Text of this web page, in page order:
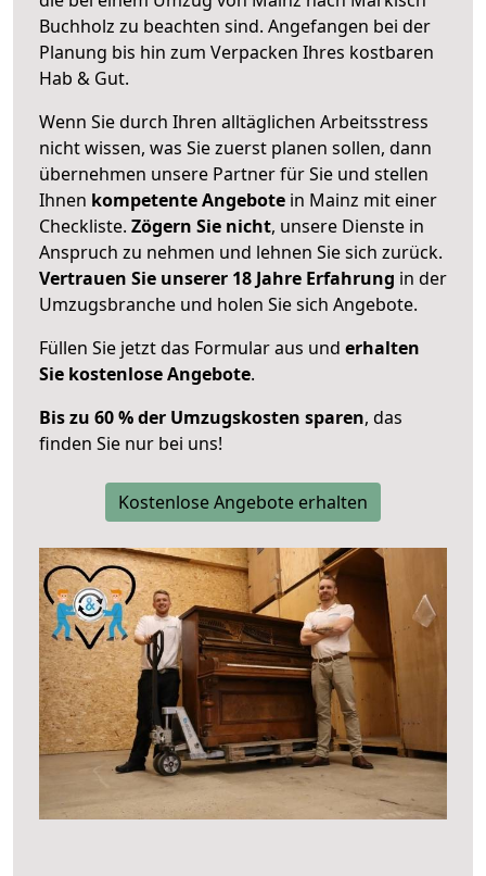
Buchholz zu beachten sind. Angefangen bei der
Planung bis hin zum Verpacken Ihres kostbaren
Hab & Gut.
Wenn Sie durch Ihren alltäglichen Arbeitsstress
nicht wissen, was Sie zuerst planen sollen, dann
übernehmen unsere Partner für Sie und stellen
Ihnen kompetente Angebote in Mainz mit einer
Checkliste. Zögern Sie nicht, unsere Dienste in
Anspruch zu nehmen und lehnen Sie sich zurück.
Vertrauen Sie unserer 18 Jahre Erfahrung in der
Umzugsbranche und holen Sie sich Angebote.
Füllen Sie jetzt das Formular aus und erhalten
Sie kostenlose Angebote.
Bis zu 60 % der Umzugskosten sparen, das
finden Sie nur bei uns!
Kostenlose Angebote erhalten